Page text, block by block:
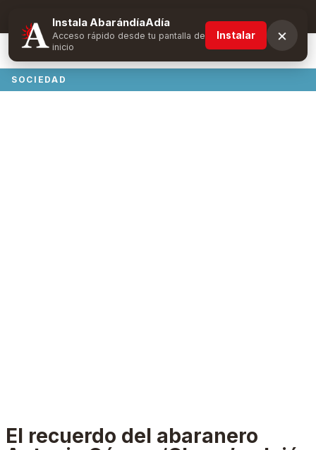
Suscríbete y obtén ventajas exclusivas
SOCIEDAD
El recuerdo del abaranero
Instala AbarándíaAdía
Acceso rápido desde tu pantalla de
inicio
Instalar ×